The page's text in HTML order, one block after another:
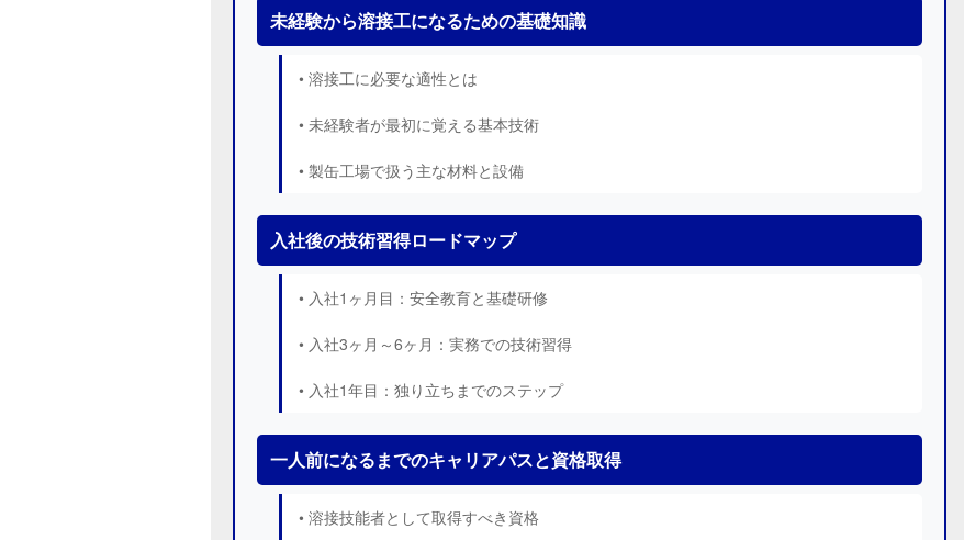
未経験から溶接工になるための基礎知識
• 溶接工に必要な適性とは
• 未経験者が最初に覚える基本技術
• 製缶工場で扱う主な材料と設備
入社後の技術習得ロードマップ
• 入社1ヶ月目：安全教育と基礎研修
• 入社3ヶ月～6ヶ月：実務での技術習得
• 入社1年目：独り立ちまでのステップ
一人前になるまでのキャリアパスと資格取得
• 溶接技能者として取得すべき資格